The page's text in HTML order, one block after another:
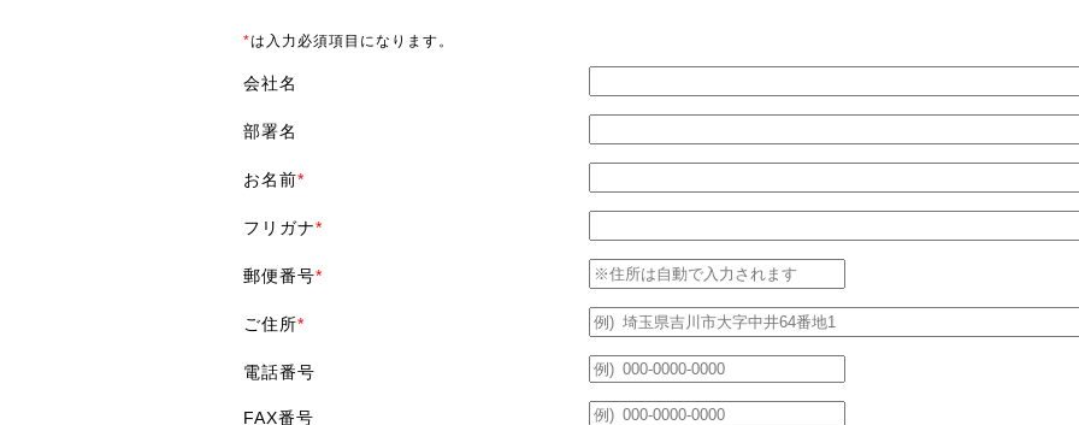
*は入力必須項目になります。
会社名
部署名
お名前*
フリガナ*
郵便番号*
ご住所*
電話番号
FAX番号